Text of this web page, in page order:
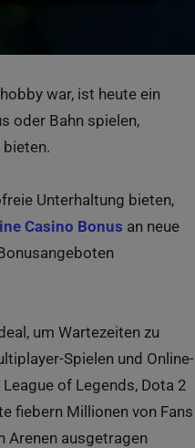
war, ist heute ein
oder Bahn spielen,
Unterhaltung bieten,
Casino Bonus an neue
um Wartezeiten zu
Spielen und Online-
of Legends, Dota 2
fiebern Millionen von Fans
Arenen ausgetragen